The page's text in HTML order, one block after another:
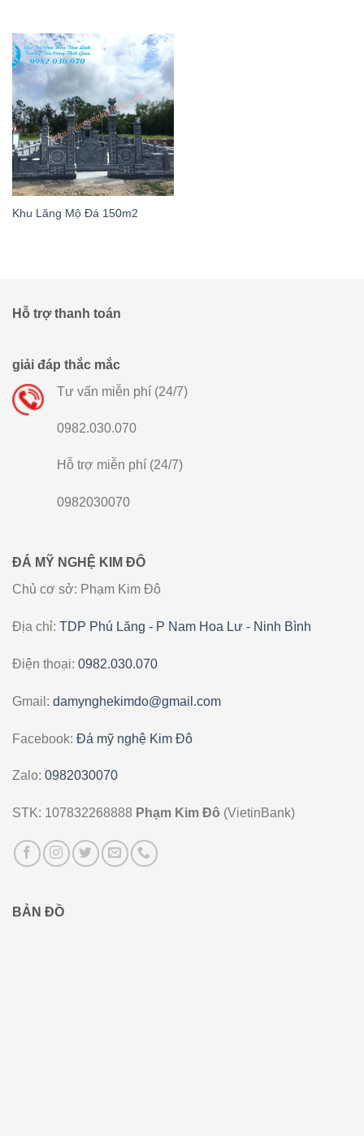
Khu Lăng Mộ Đá 150m2
Hỗ trợ thanh toán
giải đáp thắc mắc
Tư vấn miễn phí (24/7)
0982.030.070
Hỗ trợ miễn phí (24/7)
0982030070
ĐÁ MỸ NGHỆ KIM ĐÔ
Chủ cơ sở: Phạm Kim Đô
Địa chỉ: TDP Phú Lăng - P Nam Hoa Lư - Ninh Bình
Điện thoại: 0982.030.070
Gmail: damynghekimdo@gmail.com
Facebook: Đá mỹ nghệ Kim Đô
Zalo: 0982030070
STK: 107832268888 Phạm Kim Đô (VietinBank)
BẢN ĐỒ